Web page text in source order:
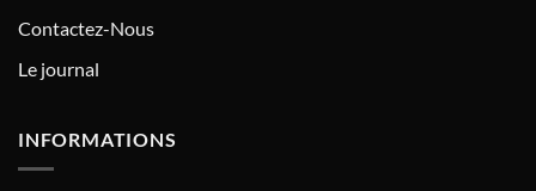
Contactez-Nous
Le journal
INFORMATIONS